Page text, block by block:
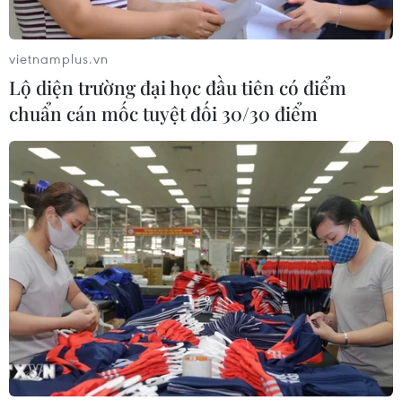
vietnamplus.vn
Lộ diện trường đại học đầu tiên có điểm
chuẩn cán mốc tuyệt đối 30/30 điểm